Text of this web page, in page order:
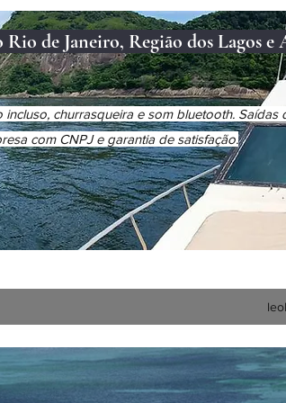
de Janeiro, Região dos Lagos e
churrasqueira e som bluetooth. Saídas
com CNPJ e garantia de satisfação.